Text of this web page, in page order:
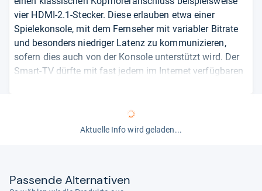
vier HDMI-2.1-Stecker. Diese erlauben etwa einer
Spielekonsole, mit dem Fernseher mit variabler Bitrate
und besonders niedriger Latenz zu kommunizieren,
sofern dies auch von der Konsole unterstützt wird. Der
Smart-TV dürfte mit fast jedem im Internet verfügbaren
unkompliziert auf dem Bildschirm erscheinen. Für nur
43 Zoll ist der Preis allerdings recht hoch, was
vonMario Petzold
Aktuelle Info wird geladen...
Pas­sende Alter­na­ti­ven